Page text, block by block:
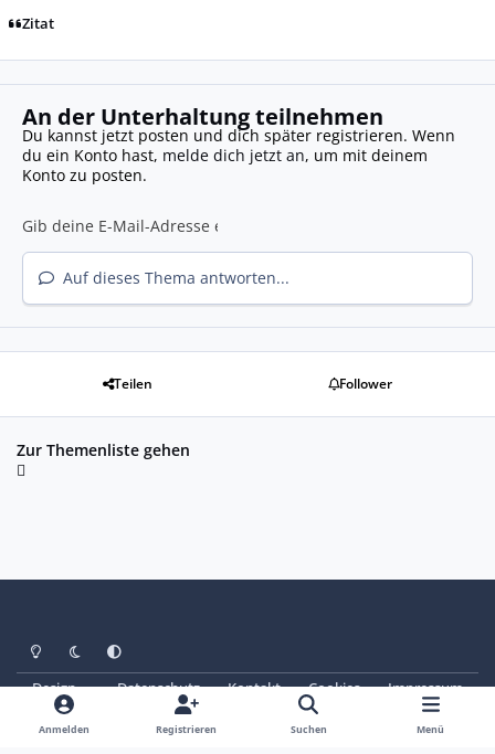
Zitat
An der Unterhaltung teilnehmen
Du kannst jetzt posten und dich später registrieren. Wenn
du ein Konto hast, melde dich jetzt an, um mit deinem
Konto zu posten.
Auf dieses Thema antworten...
Teilen Follower
Zur Themenliste gehen
Heller ModusDunkler Modus
Systemeinstellung
Design Datenschutz Kontakt Cookies
Impressum
© Copyright 2025 - SAABoteure e. V.
Powered by Invision Community
Anmelden Registrieren Suchen Menü